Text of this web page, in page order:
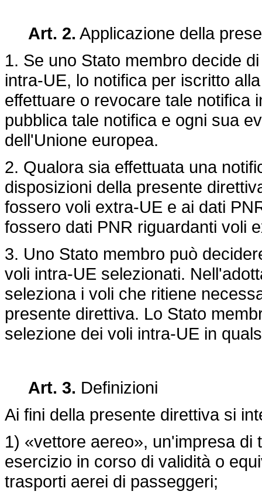
Art. 2. Applicazione della
1. Se uno Stato membro decide
intra-UE, lo notifica per iscritto
effettuare o revocare tale notifica
pubblica tale notifica e ogni sua
dell'Unione europea.
2. Qualora sia effettuata una
disposizioni della presente
fossero voli extra-UE e ai dati
fossero dati PNR riguardanti voli
3. Uno Stato membro può
voli intra-UE selezionati.
seleziona i voli che ritiene
presente direttiva. Lo Stato
selezione dei voli intra-UE in
Art. 3. Definizioni
Ai fini della presente direttiva si
1) «vettore aereo», un'impresa
esercizio in corso di validità o
trasporti aerei di passeggeri;